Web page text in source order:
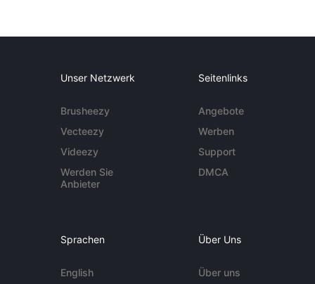
Unser Netzwerk
Brusheezy
Vecteezy
Videezy
Werden Sie
Anbieter
Seitenlinks
Angebote
Werben
Support
DMCA
Sprachen
English
Über Uns
Über uns